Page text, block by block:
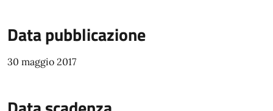
Data pubblicazione
30 maggio 2017